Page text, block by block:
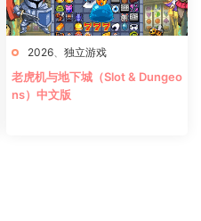
2026、 独立游戏
老虎机与地下城（Slot & Dungeo
ns）中文版